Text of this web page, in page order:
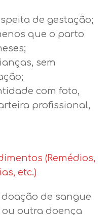
de gestação;
que o parto
sem
com foto,
profissional,
(Remédios,
etc.)
doação de sangue
ou outra doença